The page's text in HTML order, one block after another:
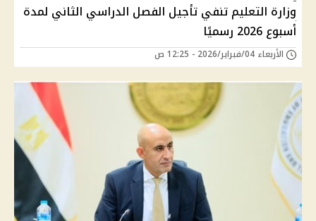
وزارة التعليم تنفي تأجيل الفصل الدراسي الثاني لمدة
أسبوع 2026 رسميًا
الأربعاء 04/فبراير/2026 - 12:25 ص